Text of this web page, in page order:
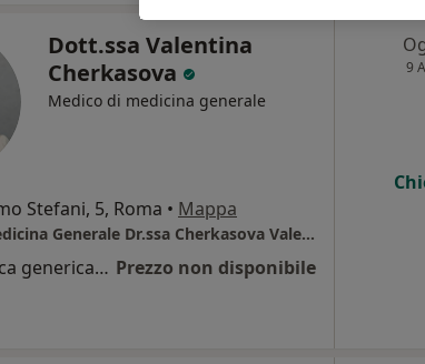
Dott.ssa Valentina
Cherkasova
Medico di medicina generale
Stefani, 5, Roma • Mappa
Studio di Medicina Generale Dr.ssa Cherkasova Valentina
Visita medica generica in CONVENZIONE Prezzo non disponibile
9